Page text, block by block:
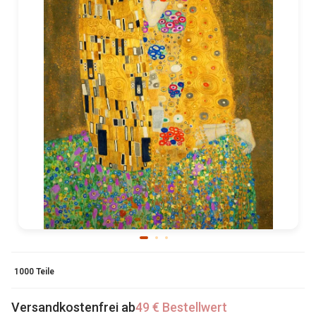
1000 Teile
Versandkostenfrei ab49 € Bestellwert